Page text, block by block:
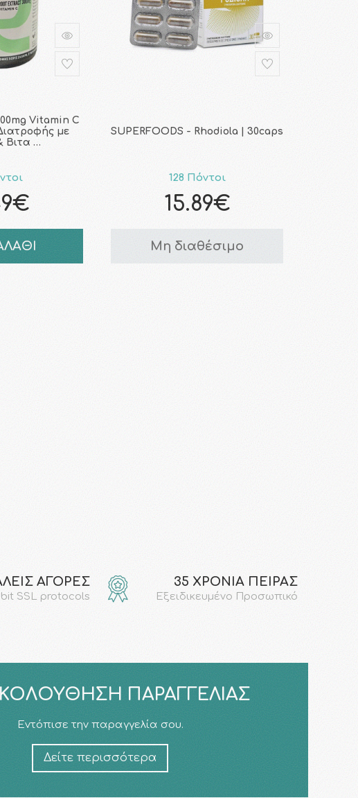
Vitamin C
με
Βιτα …
SUPERFOODS - Rhodiola | 30caps
128 Πόντοι
15.89€
Μη διαθέσιμο
ΑΓΟΡΕΣ
bit SSL protocols
35 ΧΡΟΝΙΑ ΠΕΙΡΑΣ
Εξειδικευμένο Προσωπικό
ΠΑΡΑΓΓΕΛΊΑΣ
Εντόπισε την παραγγελία σου.
Δείτε περισσότερα